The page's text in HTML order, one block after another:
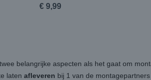
€ 9,99
belangrijke aspecten als het gaat om
laten afleveren bij 1 van de